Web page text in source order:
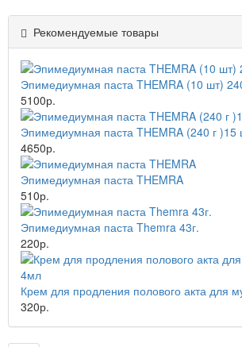
Рекомендуемые товары
Эпимедиумная паста THEMRA (10 шт)
5100р.
Эпимедиумная паста THEMRA (240 г )15
4650р.
Эпимедиумная паста THEMRA
510р.
Эпимедиумная паста Themra 43г.
220р.
Крем для продления полового акта для
320р.